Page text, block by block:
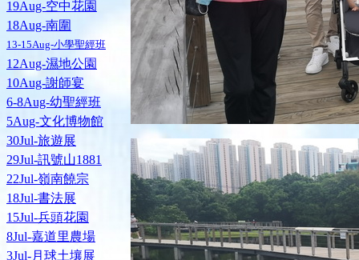
19Aug-空中花園
18Aug-南圍
13-15Aug-小學聖經班
12Aug-濕地公園
10Aug-謝師宴
6-8Aug-幼聖經班
5Aug-文化博物館
30Jul-旅遊展
29Jul-訊號山1881
22Jul-嶺南饒宗
18Jul-書法展
15Jul-兵頭花園
8Jul-嘉道里農場
3Jul-月球土壤展